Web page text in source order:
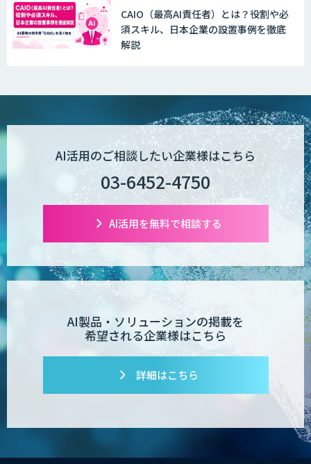
CAIO（最高AI責任者）とは？役割や必
須スキル、日本企業の設置事例を徹底
解説
AI活用のご相談したい企業様はこちら
03-6452-4750
AI活用を無料で相談する
AI製品・ソリューションの掲載を
希望される企業様はこちら
詳細はこちら